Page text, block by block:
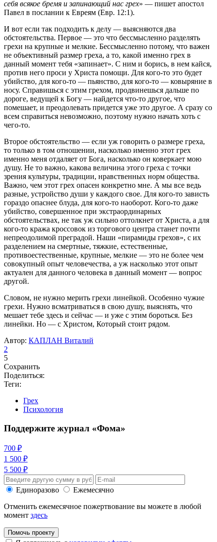
себя всякое бремя и запинающий нас грех» — пишет апостол
Павел в послании к Евреям (Евр. 12:1).
И вот если так подходить к делу — выясняются два
обстоятельства. Первое — это что бессмысленно разделять
грехи на крупные и мелкие. Бессмысленно потому, что важен
не объективный размер греха, а то, какой именно грех в
данный момент тебя «запинает». С ним и борись, в нем кайся,
против него проси у Христа помощи. Для кого-то это будет
убийство, для кого-то — пьянство, для кого-то — ковыряние в
носу. Справишься с этим грехом, продвинешься дальше по
дороге, ведущей к Богу — найдется что-то другое, что
помешает, и преодолевать придется уже это другое. А сразу со
всем справиться невозможно, поэтому нужно начать хоть с
чего-то.
Второе обстоятельство — если уж говорить о размере греха,
то только в том отношении, насколько именно этот грех
именно меня отдаляет от Бога, насколько он коверкает мою
душу. Не то важно, какова величина этого греха с точки
зрения культуры, традиции, нравственных норм общества.
Важно, чем этот грех опасен конкретно мне. А мы все ведь
разные, устройство души у каждого свое. Для кого-то зависть
гораздо опаснее блуда, для кого-то наоборот. Кого-то даже
убийство, совершенное при экстраординарных
обстоятельствах, не так уж сильно оттолкнет от Христа, а для
кого-то кража кроссовок из торгового центра станет почти
непреодолимой преградой. Наши «пирамиды грехов», с их
разделением на смертные, тяжкие, естественные,
противоестественные, крупные, мелкие — это не более чем
совокупный опыт человечества, а уж насколько этот опыт
актуален для данного человека в данный момент — вопрос
другой.
Словом, не нужно мерить грехи линейкой. Особенно чужие
грехи. Нужно всматриваться в свою душу, выяснять, что
мешает тебе здесь и сейчас — и уже с этим бороться. Без
линейки. Но — с Христом, Который стоит рядом.
Автор: КАПЛАН Виталий
2
5
Сохранить
Поделиться:
Теги:
Грех
Психология
Поддержите журнал «Фома»
700 ₽
1 500 ₽
5 500 ₽
Единоразово
Ежемесячно
Отменить ежемесячное пожертвование вы можете в любой
момент здесь
Помочь проекту